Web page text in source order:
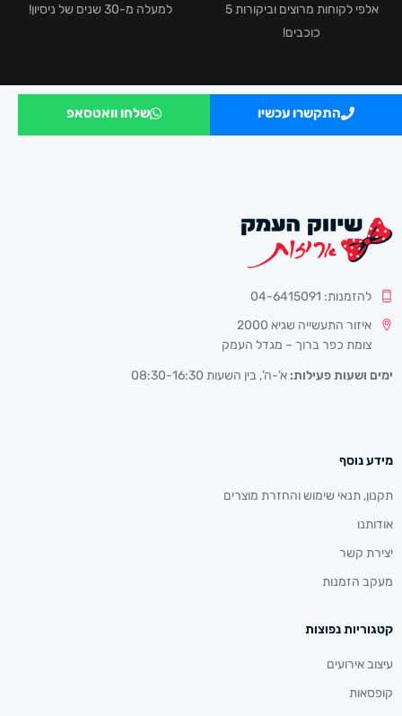
אלפי לקוחות מרוצים וביקורות 5
כוכבים!
למעלה מ-30 שנים של ניסיון!
התקשרו עכשיו שלחו וואטסאפ
להזמנות: 04-6415091
איזור התעשייה שגיא 2000
צומת כפר ברוך – מגדל העמק
ימים ושעות פעילות: א’-ה’, בין השעות 08:30-16:30
מידע נוסף
תקנון, תנאי שימוש והחזרת מוצרים
אודותנו
יצירת קשר
מעקב הזמנות
קטגוריות נפוצות
עיצוב אירועים
קופסאות